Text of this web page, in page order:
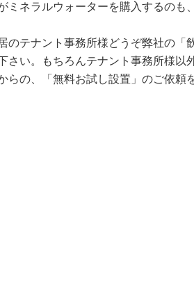
ミネラルウォーターを購入するのも
のテナント事務所様どうぞ弊社の「
さい。もちろんテナント事務所様以
らの、「無料お試し設置」のご依頼